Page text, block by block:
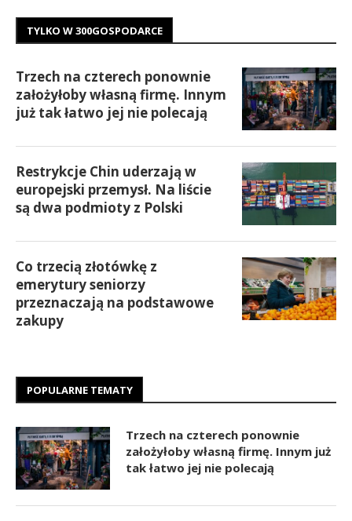
TYLKO W 300GOSPODARCE
Trzech na czterech ponownie
założyłoby własną firmę. Innym
już tak łatwo jej nie polecają
Restrykcje Chin uderzają w
europejski przemysł. Na liście
są dwa podmioty z Polski
Co trzecią złotówkę z
emerytury seniorzy
przeznaczają na podstawowe
zakupy
POPULARNE TEMATY
Trzech na czterech ponownie
założyłoby własną firmę. Innym już
tak łatwo jej nie polecają